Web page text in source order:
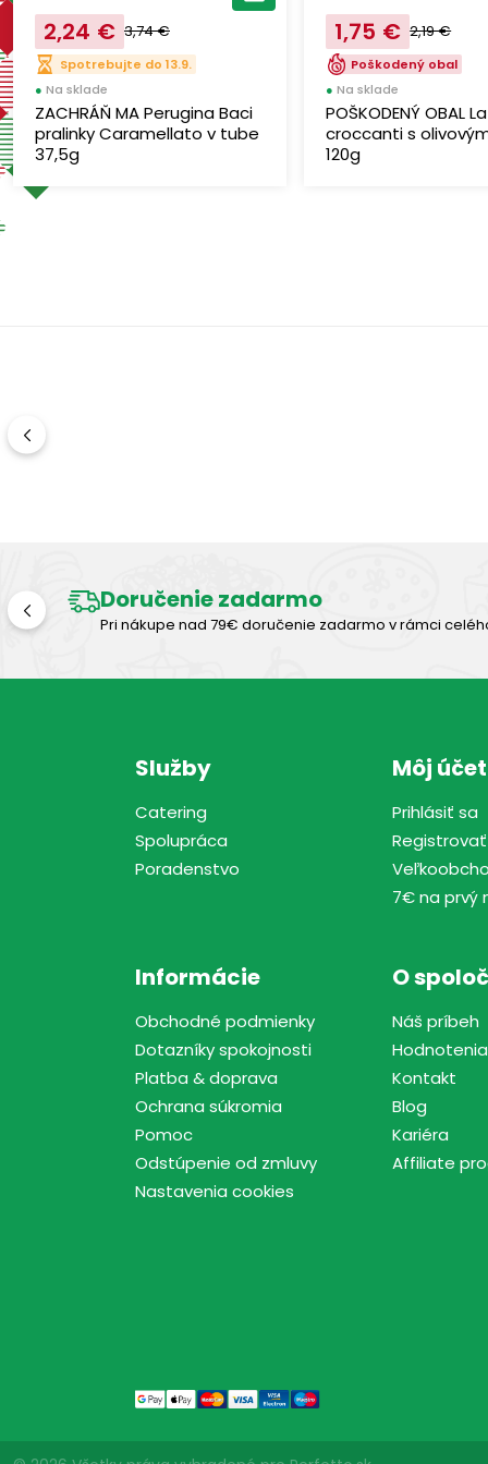
2,24 € 3,74 €
Spotrebujte do 13.9.
● Na sklade
ZACHRÁŇ MA Perugina Baci
pralinky Caramellato v tube
37,5g
1,75 € 2,19 €
Poškodený obal
●Na sklade
POŠKODENÝ OBAL
croccanti s
120g
Doručenie zadarmo
Pri nákupe nad 79€ doručenie zadarmo v rámci
Služby
Catering
Spolupráca
Poradenstvo
Môj účet
Prihlásiť sa
7€ na prvý
Informácie
Obchodné podmienky
Dotazníky spokojnosti
Platba & doprava
Ochrana súkromia
Pomoc
Odstúpenie od zmluvy
Nastavenia cookies
O
Náš príbeh
Kontakt
Blog
Kariéra
Affiliate